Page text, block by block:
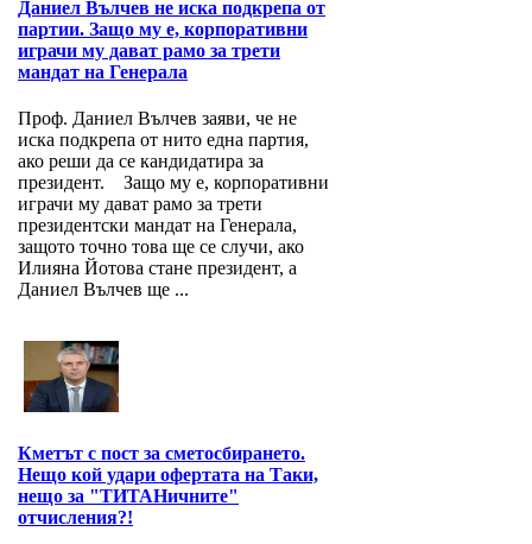
Даниел Вълчев не иска подкрепа от
партии. Защо му е, корпоративни
играчи му дават рамо за трети
мандат на Генерала
Проф. Даниел Вълчев заяви, че не
иска подкрепа от нито една партия,
ако реши да се кандидатира за
президент. Защо му е, корпоративни
играчи му дават рамо за трети
президентски мандат на Генерала,
защото точно това ще се случи, ако
Илияна Йотова стане президент, а
Даниел Вълчев ще ...
Кметът с пост за сметосбирането.
Нещо кой удари офертата на Таки,
нещо за "ТИТАНичните"
отчисления?!